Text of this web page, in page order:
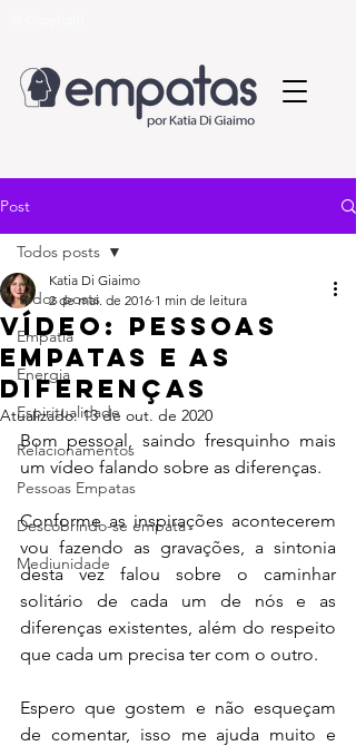
Post
Todos posts
Empatia
Energia
Espiritualidade
Relacionamentos
Pessoas Empatas
Descobrindo-se empata
Mediunidade
Todos posts
Vídeo: Pessoas
Empatas e as
Diferenças
Katia Di Giaimo
2 de mai. de 2016 1 min de leitura
Atualizado:13 de out. de 2020
Bom pessoal, saindo fresquinho mais
um vídeo falando sobre as diferenças.
Conforme as inspirações acontecerem
vou fazendo as gravações, a sintonia
desta vez falou sobre o caminhar
solitário de cada um de nós e as
diferenças existentes, além do respeito
que cada um precisa ter com o outro.
Espero que gostem e não esqueçam
de comentar, isso me ajuda muito e